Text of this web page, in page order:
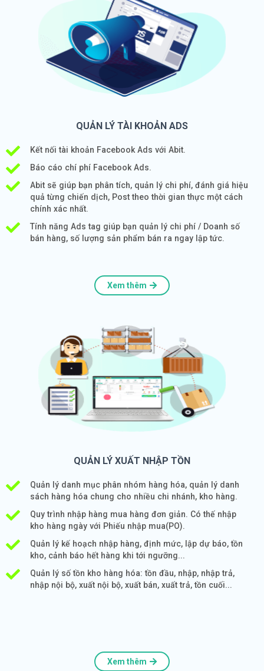
QUẢN LÝ TÀI KHOẢN ADS
Kết nối tài khoản Facebook Ads với Abit.
Báo cáo chí phí Facebook Ads.
Abit sẽ giúp bạn phân tích, quản lý chi phí, đánh giá hiệu
quả từng chiến dịch, Post theo thời gian thực một cách
chính xác nhất.
Tính năng Ads tag giúp bạn quản lý chi phí / Doanh số
bán hàng, số lượng sản phẩm bán ra ngay lập tức.
Xem thêm
QUẢN LÝ XUẤT NHẬP TỒN
Quản lý danh mục phân nhóm hàng hóa, quản lý danh
sách hàng hóa chung cho nhiều chi nhánh, kho hàng.
Quy trình nhập hàng mua hàng đơn giản. Có thế nhập
kho hàng ngày với Phiếu nhập mua(PO).
Quản lý kế hoạch nhập hàng, định mức, lập dự báo, tồn
kho, cảnh báo hết hàng khi tới ngưỡng...
Quản lý số tồn kho hàng hóa: tồn đầu, nhập, nhập trả,
nhập nội bộ, xuất nội bộ, xuất bán, xuất trả, tồn cuối...
Xem thêm